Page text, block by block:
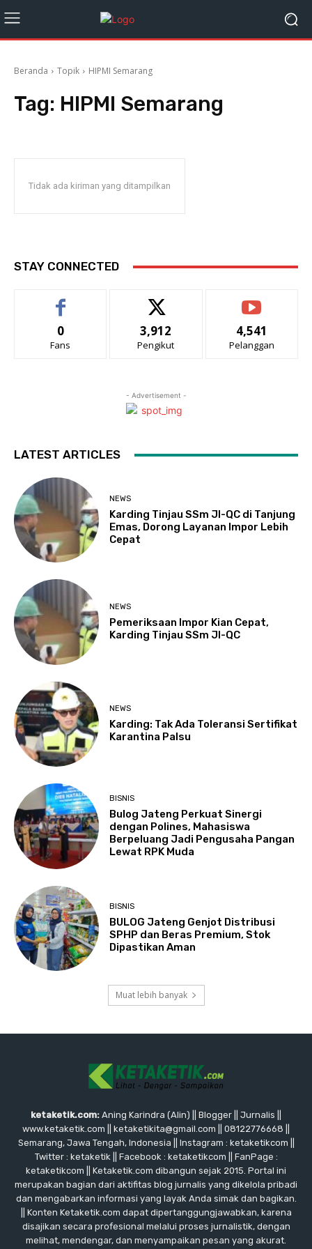
Beranda Topik HIPMI Semarang
Tag: HIPMI Semarang
Tidak ada kiriman yang ditampilkan
STAY CONNECTED
0
Fans
3,912
Pengikut
4,541
Pelanggan
- Advertisement -
LATEST ARTICLES
NEWS
Karding Tinjau SSm JI-QC di Tanjung
Emas, Dorong Layanan Impor Lebih
Cepat
NEWS
Pemeriksaan Impor Kian Cepat,
Karding Tinjau SSm JI-QC
NEWS
Karding: Tak Ada Toleransi Sertifikat
Karantina Palsu
BISNIS
Bulog Jateng Perkuat Sinergi
dengan Polines, Mahasiswa
Berpeluang Jadi Pengusaha Pangan
Lewat RPK Muda
BISNIS
BULOG Jateng Genjot Distribusi
SPHP dan Beras Premium, Stok
Dipastikan Aman
Muat lebih banyak
ketaketik.com: Aning Karindra (Alin) || Blogger || Jurnalis ||
www.ketaketik.com || ketaketikita@gmail.com || 08122776668 ||
Semarang, Jawa Tengah, Indonesia || Instagram : ketaketikcom ||
Twitter : ketaketik || Facebook : ketaketikcom || FanPage :
ketaketikcom || Ketaketik.com dibangun sejak 2015. Portal ini
merupakan bagian dari aktifitas blog jurnalis yang dikelola pribadi
dan mengabarkan informasi yang layak Anda simak dan bagikan.
|| Konten Ketaketik.com dapat dipertanggungjawabkan, karena
disajikan secara profesional melalui proses jurnalistik, dengan
melihat, mendengar, dan menyampaikan pesan yang akurat.